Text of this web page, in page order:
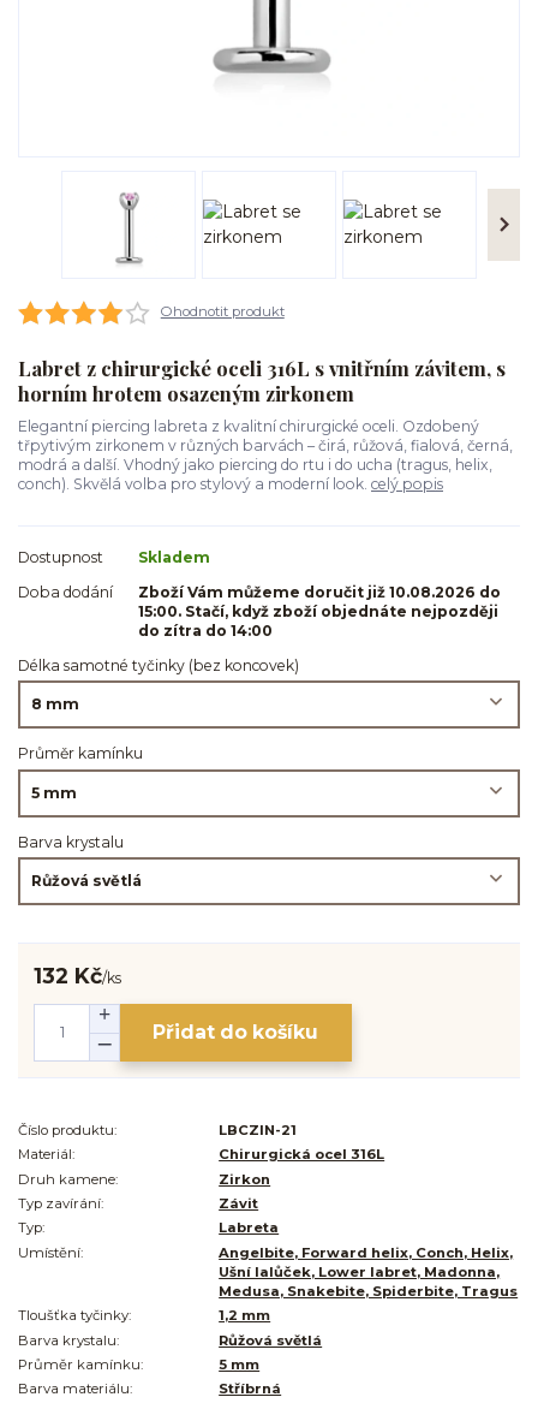
Ohodnotit produkt
Labret z chirurgické oceli 316L s vnitřním závitem, s
horním hrotem osazeným zirkonem
Elegantní piercing labreta z kvalitní chirurgické oceli. Ozdobený
třpytivým zirkonem v různých barvách – čirá, růžová, fialová, černá,
modrá a další. Vhodný jako piercing do rtu i do ucha (tragus, helix,
conch). Skvělá volba pro stylový a moderní look. celý popis
Dostupnost
Skladem
Doba dodání
Zboží Vám můžeme doručit již 10.08.2026 do
15:00. Stačí, když zboží objednáte nejpozději
do zítra do 14:00
Délka samotné tyčinky (bez koncovek)
Průměr kamínku
Barva krystalu
132 Kč/ks
Přidat do košíku
Číslo produktu:
LBCZIN-21
Materiál:
Chirurgická ocel 316L
Druh kamene:
Zirkon
Typ zavírání:
Závit
Typ:
Labreta
Umístění:
Angelbite, Forward helix, Conch, Helix,
Ušní lalůček, Lower labret, Madonna,
Medusa, Snakebite, Spiderbite, Tragus
Tloušťka tyčinky:
1,2 mm
Barva krystalu:
Růžová světlá
Průměr kamínku:
5 mm
Barva materiálu:
Stříbrná